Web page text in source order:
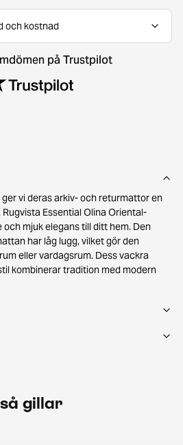
och kostnad
på Trustpilot
vi deras arkiv- och returmattor en
Essential Olina Oriental-
mjuk elegans till ditt hem. Den
har låg lugg, vilket gör den
eller vardagsrum. Dess vackra
kombinerar tradition med modern
gillar